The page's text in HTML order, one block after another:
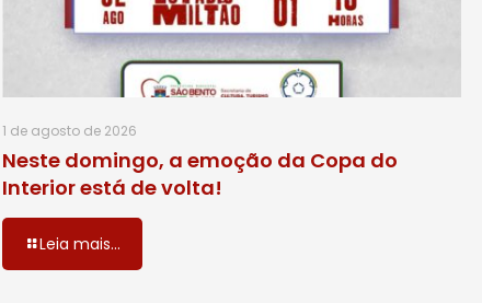
1 de agosto de 2026
Neste domingo, a emoção da Copa do
Interior está de volta!
Leia mais...